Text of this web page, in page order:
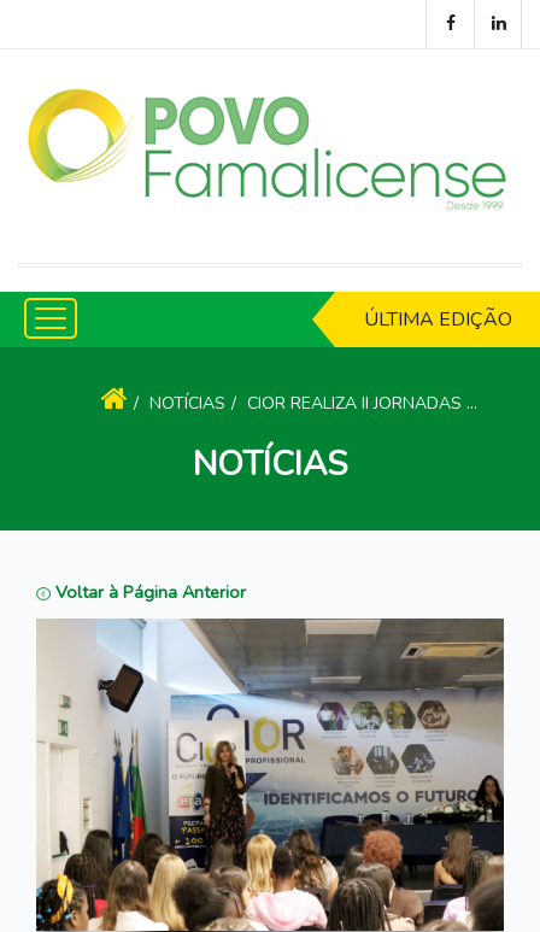
ÚLTIMA EDIÇÃO
NOTÍCIAS CIOR REALIZA II JORNADAS DO TÉCNICO AUXILIAR DE FARMÁCIA
NOTÍCIAS
Voltar à Página Anterior